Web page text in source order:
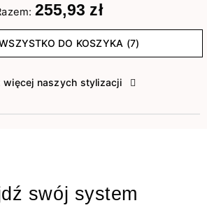
255,93 zł
DO KOSZYKA (7)
więcej naszych stylizacji
swój system